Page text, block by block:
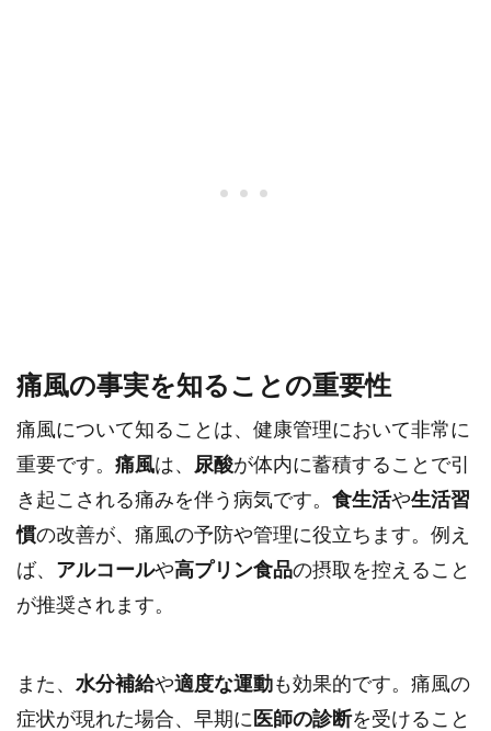
痛風の事実を知ることの重要性
痛風について知ることは、健康管理において非常に
重要です。 痛風は、 尿酸が体内に蓄積することで引
き起こされる痛みを伴う病気です。 食生活や生活習
慣の改善が、痛風の予防や管理に役立ちます。例え
ば、 アルコールや高プリン食品の摂取を控えること
が推奨されます。
また、 水分補給や適度な運動も効果的です。痛風の
症状が現れた場合、早期に 医師の診断を受けること